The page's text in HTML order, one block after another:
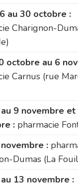
au 30 octobre :
Charignon-
octobre au 6
Carnus (rue
9 novembre et
: pharmacie
:
Dumas (La
13 novembre :